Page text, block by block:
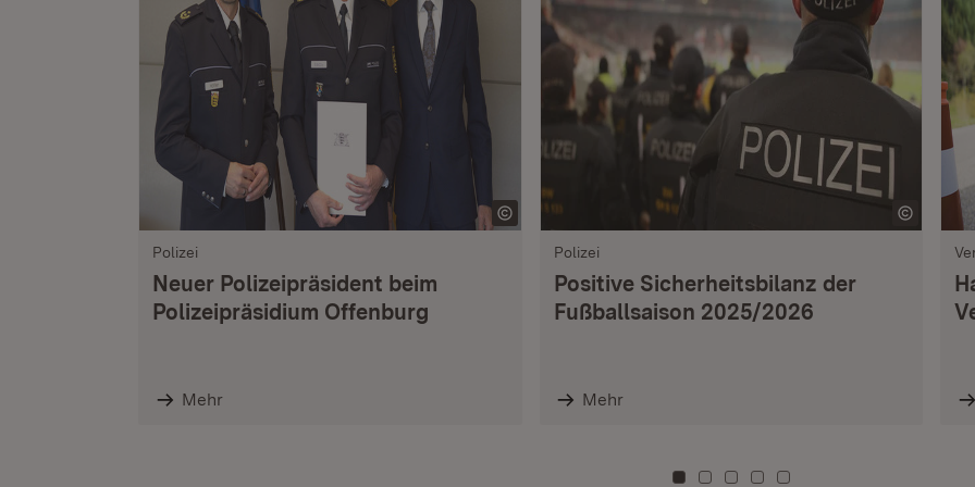
Polizei
Neuer Polizeipräsident beim
Polizeipräsidium Offenburg
Mehr
Polizei
Positive Sicherheitsbilanz der
Fußballsaison 2025/2026
Mehr